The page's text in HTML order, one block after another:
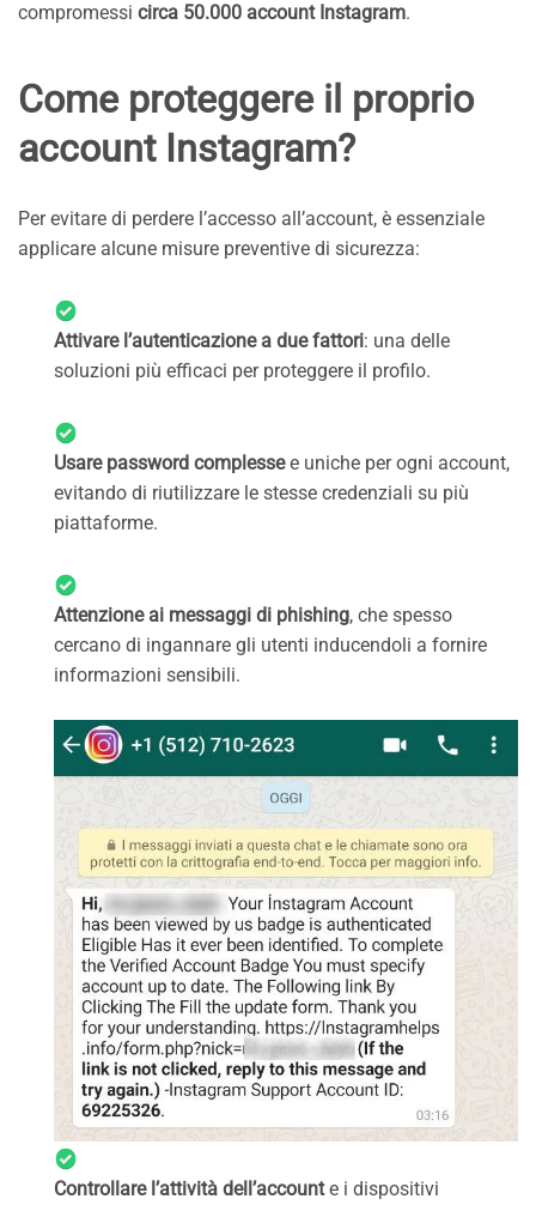
compromessi circa 50.000 account Instagram.
Come proteggere il proprio
account Instagram?
Per evitare di perdere l’accesso all’account, è essenziale
applicare alcune misure preventive di sicurezza:
Attivare l’autenticazione a due fattori: una delle
soluzioni più efficaci per proteggere il profilo.
Usare password complessee uniche per ogni account,
evitando di riutilizzare le stesse credenziali su più
piattaforme.
Attenzione ai messaggi di phishing, che spesso
cercano di ingannare gli utenti inducendoli a fornire
informazioni sensibili.
Controllare l’attività dell’accounte i dispositivi